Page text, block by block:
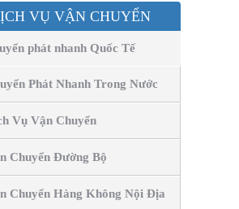
new
opens
new
window
opens
window
VỤ VẬN CHUYỂN
phát nhanh Quốc Tế
Phát Nhanh Trong Nước
Vụ Vận Chuyển
Chuyển Đường Bộ
Chuyển Hàng Không Nội Địa